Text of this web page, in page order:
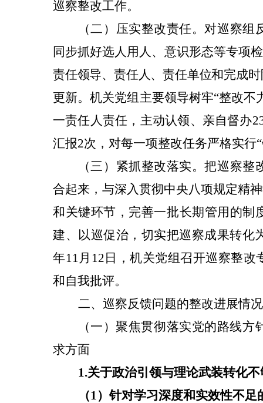
巡察整改工作。
（二）压实整改责任。对巡察组
同步抓好选人用人、意识形态等专项
责任领导、责任人、责任单位和完成
更新。机关党组 主要领导树牢“整改不
一责任人责任，主动认领、亲自督办
汇报2次 ，对每一项整改任务严格实行
（三）紧抓整改落实。把巡察整
合起来，与深入贯彻中央八项规定精
和关键环节，完善一批长期管用的制
建、以巡促治，切实把巡察成果转化
年11月12日 ， 机关党组召开巡察整改
和自我批评。
二、巡察反馈问题的整改进展情况
（一）聚焦贯彻落实党的路线
求方面
1.关于政治引领与理论武装转化
（1）针对学习深度和实效性不足